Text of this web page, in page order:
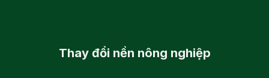
Thay đổi nền nông nghiệp